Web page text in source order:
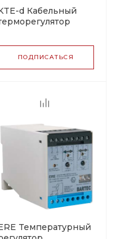
d Кабельный
ПОДПИСАТЬСЯ
Teмпературный